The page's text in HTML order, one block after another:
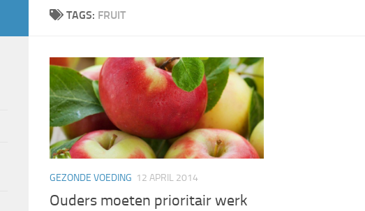
TAGS: FRUIT
GEZONDE VOEDING 12 APRIL 2014
Ouders moeten prioritair werk